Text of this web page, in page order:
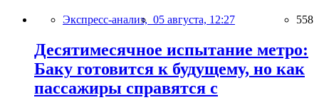
Экспресс-анализ, 05 августа, 12:27 558
Десятимесячное испытание метро:
Баку готовится к будущему, но как
пассажиры справятся с